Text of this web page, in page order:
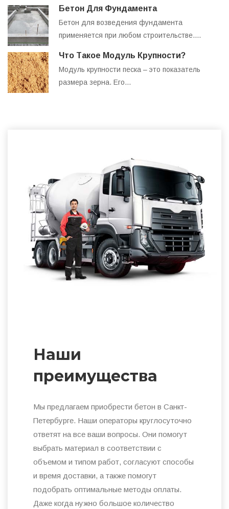
Бетон Для Фундамента
Бетон для возведения фундамента
применяется при любом строительстве.…
Что Такое Модуль Крупности?
Модуль крупности песка – это показатель
размера зерна. Его…
Наши
преимущества
Мы предлагаем приобрести бетон в Санкт-
Петербурге. Наши операторы круглосуточно
ответят на все ваши вопросы. Они помогут
выбрать материал в соответствии с
объемом и типом работ, согласуют способы
и время доставки, а также помогут
подобрать оптимальные методы оплаты.
Даже когда нужно большое количество